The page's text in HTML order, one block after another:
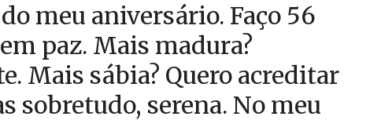
meu aniversário. Faço 56
paz. Mais madura?
Mais sábia? Quero acreditar
sobretudo, serena. No meu